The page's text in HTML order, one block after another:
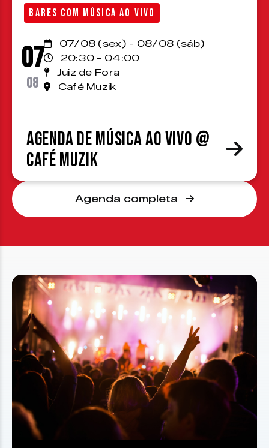
BARES COM MÚSICA AO VIVO
07
08
07/08 (sex) - 08/08 (sáb)
20:30 - 04:00
Juiz de Fora
Café Muzik
Agenda de Música ao Vivo @
Café Muzik
Agenda completa